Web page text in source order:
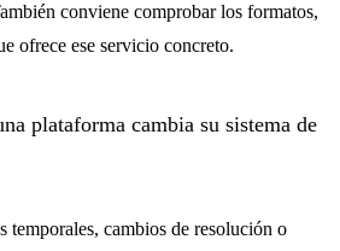
conviene comprobar los formatos,
ofrece ese servicio concreto.
plataforma cambia su sistema de
temporales, cambios de resolución o